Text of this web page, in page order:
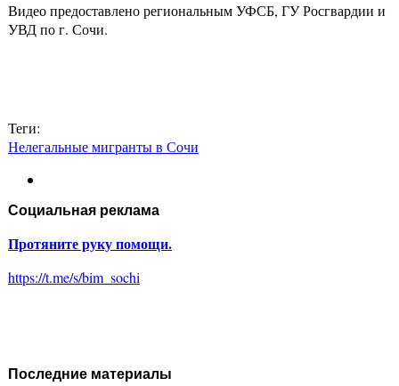
Видео предоставлено региональным УФСБ, ГУ Росгвардии и
УВД по г. Сочи.
Теги:
Нелегальные мигранты в Сочи
Социальная реклама
Протяните руку помощи.
https://t.me/s/bim_sochi
Последние материалы